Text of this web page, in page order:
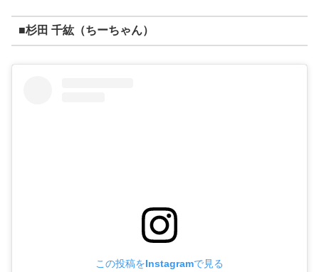
■杉田 千紘（ちーちゃん）
この投稿をInstagramで見る